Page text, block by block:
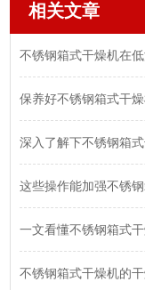
相关文章
不锈钢箱式干燥机在
保养好不锈钢箱式干
深入了解下不锈钢箱
这些操作能加强不锈
一文看懂不锈钢箱式
不锈钢箱式干燥机的